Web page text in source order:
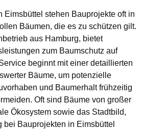
Eimsbüttel stehen Bauprojekte oft in
Bäumen, die es zu schützen gilt.
aus Hamburg, bietet
zum Baumschutz auf
beginnt mit einer detaillierten
Bäume, um potenzielle
und Baumerhalt frühzeitig
Oft sind Bäume von großer
Ökosystem sowie das Stadtbild,
Bauprojekten in Eimsbüttel